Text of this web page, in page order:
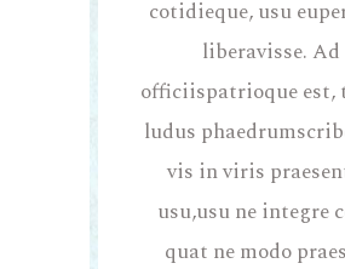
cotidieque, usu
liberavisse. Ad
officiispatrioque est,
ludus
vis in viris
usu,usu ne integre
quat ne modo